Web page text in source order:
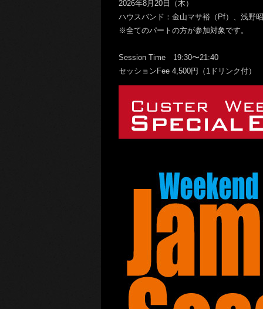
2026年8月20日（木）
ハウスバンド：金山マサ裕（Pf）、浅野
※全てのパートの方が参加対象です。
Session Time 19:30〜21:40
セッションFee 4,500円（1ドリンク付）